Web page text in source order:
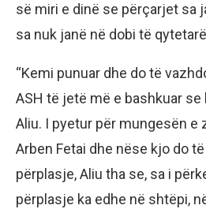
së miri e dinë se përçarjet sa
sa nuk janë në dobi të
“Kemi punuar dhe do të
ASH të jetë më e bashkuar se
Aliu. I pyetur për mungesën
Arben Fetai dhe nëse kjo do
përplasje, Aliu tha se, sa i
përplasje ka edhe në shtëpi,